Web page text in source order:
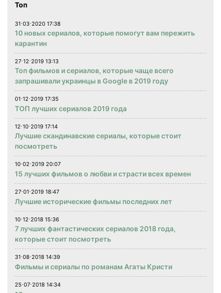
Топ
31⋅03⋅2020 17:38
10 новых сериалов, которые помогут вам пережить
карантин
27⋅12⋅2019 13:13
Топ фильмов и сериалов, которые чаще всего
запрашивали украинцы в Google в 2019 году
01⋅12⋅2019 17:35
ТОП лучших сериалов 2019 года
12⋅10⋅2019 17:14
Лучшие скандинавские сериалы, которые стоит
посмотреть
10⋅02⋅2019 20:07
15 лучших фильмов о любви и страсти всех времен
27⋅01⋅2019 18:47
Лучшие исторические фильмы последних лет
10⋅12⋅2018 15:36
7 лучших фантастических сериалов 2018 года,
которые стоит посмотреть
31⋅08⋅2018 14:39
Фильмы и сериалы по романам Агаты Кристи
25⋅07⋅2018 14:34